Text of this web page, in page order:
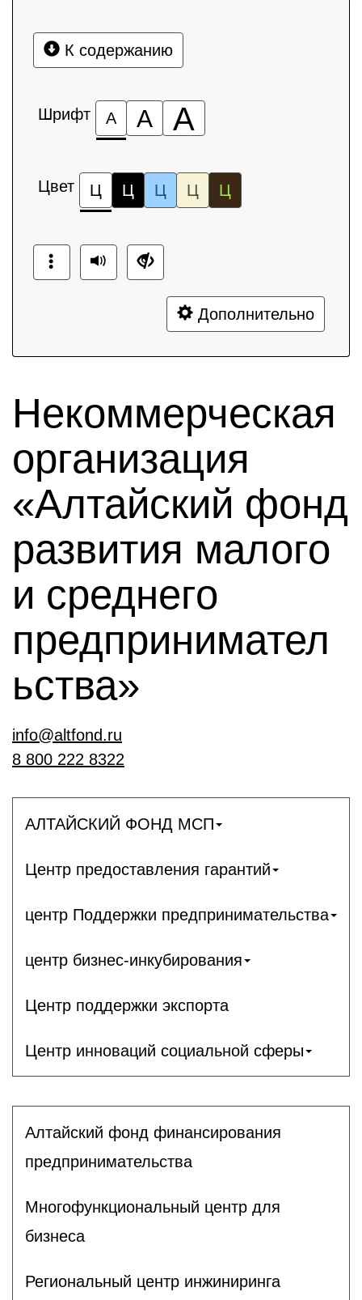
К содержанию
Шрифт А А А
Цвет Ц Ц Ц Ц Ц
Дополнительно
Некоммерческая
организация
«Алтайский фонд
развития малого
и среднего
предпринимател
ьства»
info@altfond.ru
8 800 222 8322
АЛТАЙСКИЙ ФОНД МСП
Центр предоставления гарантий
центр Поддержки предпринимательства
центр бизнес-инкубирования
Центр поддержки экспорта
Центр инноваций социальной сферы
Алтайский фонд финансирования
предпринимательства
Многофункциональный центр для
бизнеса
Региональный центр инжиниринга